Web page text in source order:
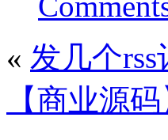
« 发几个
【商业源